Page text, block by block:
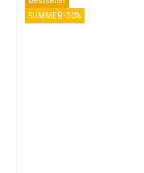
SUMMER -30%